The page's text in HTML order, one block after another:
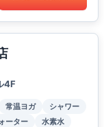
4F
常温ヨガ
シャワー
ーター 水素水